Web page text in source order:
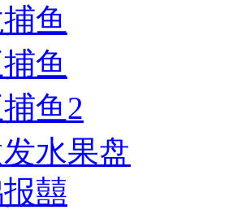
鱼
鱼
鱼2
水果盘
囍